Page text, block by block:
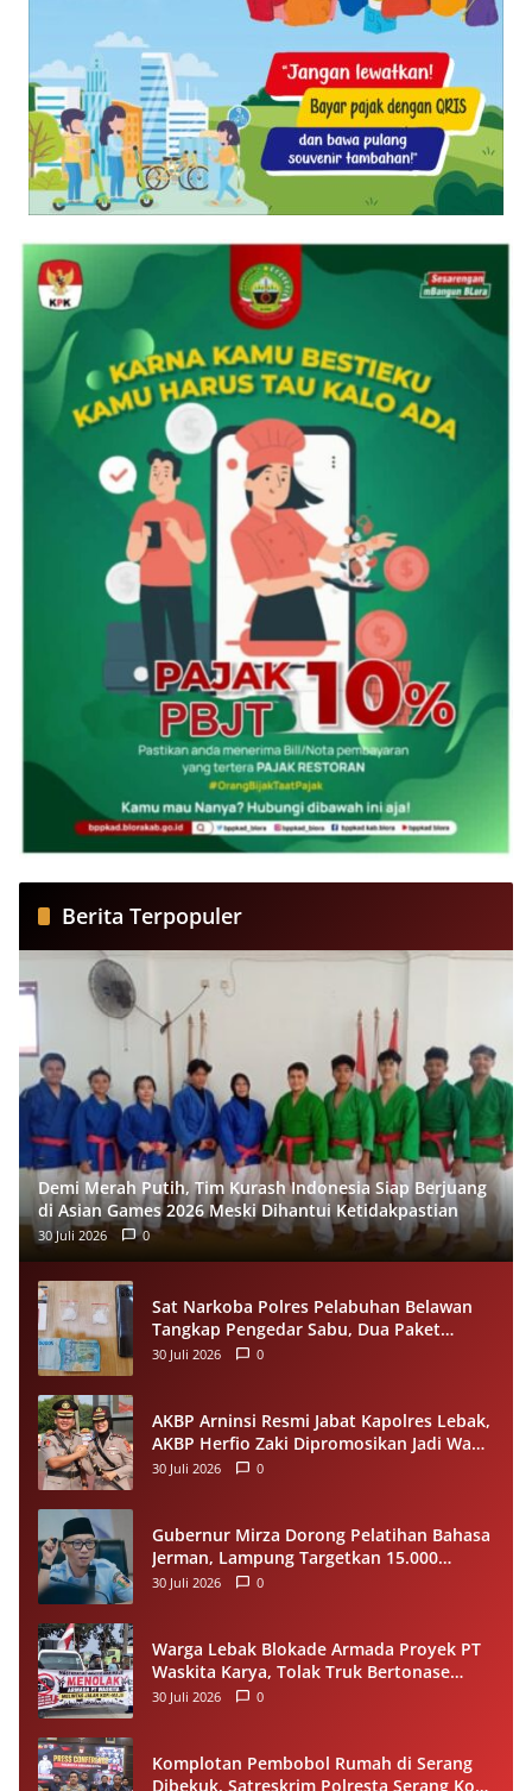
Berita Terpopuler
Demi Merah Putih, Tim Kurash Indonesia Siap Berjuang
di Asian Games 2026 Meski Dihantui Ketidakpastian
30 Juli 2026 0
Sat Narkoba Polres Pelabuhan Belawan
Tangkap Pengedar Sabu, Dua Paket
Narkotika Disita dari Tersangka
30 Juli 2026 0
AKBP Arninsi Resmi Jabat Kapolres Lebak,
AKBP Herfio Zaki Dipromosikan Jadi Wadir
Reskrimsus Polda Banten
30 Juli 2026 0
Gubernur Mirza Dorong Pelatihan Bahasa
Jerman, Lampung Targetkan 15.000
Pekerja Terampil ke Luar Negeri per
30 Juli 2026 0
Warga Lebak Blokade Armada Proyek PT
Waskita Karya, Tolak Truk Bertonase
Besar Melintasi Jalan Kopi–Sangiang Maja
30 Juli 2026 0
Komplotan Pembobol Rumah di Serang
Dibekuk, Satreskrim Polresta Serang Kota